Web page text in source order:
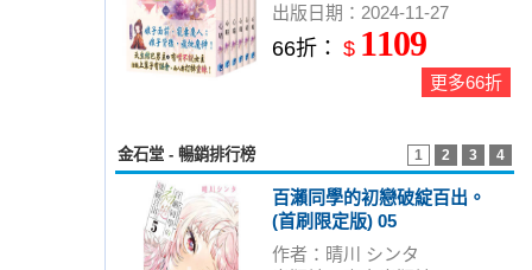
出版日期：2024-11-27
66折： $ 1109
更多66折
1 2 3 4
金石堂 - 暢銷排行榜
百瀨同學的初戀破綻百出。
(首刷限定版) 05
作者：晴川 シンタ